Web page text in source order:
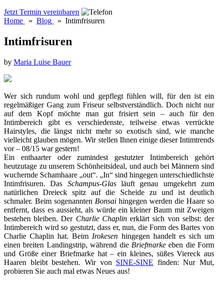
Jetzt Termin vereinbaren
Home
» Blog » Intimfrisuren
Intimfrisuren
by Maria Luise Bauer
Wer sich rundum wohl und gepflegt fühlen will, für den ist ein
regelmäßiger Gang zum Friseur selbstverständlich. Doch nicht nur
auf dem Kopf möchte man gut frisiert sein – auch für den
Intimbereich gibt es verschiedenste, teilweise etwas verrückte
Hairstyles, die längst nicht mehr so exotisch sind, wie manche
vielleicht glauben mögen. Wir stellen Ihnen einige dieser Intimtrends
vor – 08/15 war gestern!
Ein enthaarter oder zumindest gestutzter Intimbereich gehört
heutzutage zu unserem Schönheitsideal, und auch bei Männern sind
wuchernde Schamhaare „out“. „In“ sind hingegen unterschiedlichste
Intimfrisuren. Das Schampus-Glasläuft genau umgekehrt zum
natürlichen Dreieck spitz auf die Scheide zu und ist deutlich
schmaler. Beim sogenannten Bonsai hingegen werden die Haare so
entfernt, dass es aussieht, als würde ein kleiner Baum mit Zweigen
bestehen bleiben. Der Charlie Chaplinerklärt sich von selbst: der
Intimbereich wird so gestutzt, dass er, nun, die Form des Bartes von
Charlie Chaplin hat. Beim Irokesen hingegen handelt es sich um
einen breiten Landingstrip, während die Briefmarkeeben die Form
und Größe einer Briefmarke hat – ein kleines, süßes Viereck aus
Haaren bleibt bestehen. Wir von SINE-SINE finden: Nur Mut,
probieren Sie auch mal etwas Neues aus!